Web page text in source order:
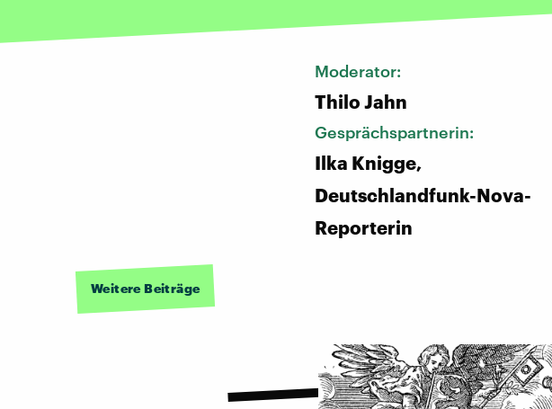
Moderator:
Thilo Jahn
Gesprächspartnerin:
Ilka Knigge,
Deutschlandfunk-Nova-
Reporterin
Weitere Beiträge